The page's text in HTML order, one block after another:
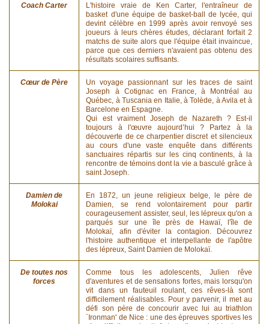
Coach Carter
L'histoire vraie de Ken Carter, l'entraîneur de
basket d'une équipe de basket-ball de lycée, qui
devint célèbre en 1999 après avoir renvoyé ses
joueurs à leurs chères études, déclarant forfait 2
matchs de suite alors que l'équipe était invaincue,
parce que ces derniers n'avaient pas obtenu des
résultats scolaires suffisants.
Cœur de Père
Un voyage passionnant sur les traces de saint
Joseph à Cotignac en France, à Montréal au
Québec, à Tuscania en Italie, à Tolède, à Avila et à
Barcelone en Espagne.
Qui est vraiment Joseph de Nazareth ? Est-il
toujours à l'œuvre aujourd’hui ? Partez à la
découverte de ce charpentier discret et silencieux
au cours d'une vaste enquête dans différents
sanctuaires répartis sur les cinq continents, à la
rencontre de témoins dont la vie a basculé grâce à
saint Joseph.
Damien de
Molokai
En 1872, un jeune religieux belge, le père de
Damien, se rend volontairement pour partir
courageusement assister, seul, les lépreux qu'on a
parqués sur une île près de Hawaï, l'île de
Molokaï, afin d'éviter la contagion. Découvrez
l'histoire authentique et interpellante de l'apôtre
des lépreux, Saint Damien de Molokaï.
De toutes nos
forces
Comme tous les adolescents, Julien rêve
d'aventures et de sensations fortes, mais lorsqu'on
vit dans un fauteuil roulant, ces rêves-là sont
difficilement réalisables. Pour y parvenir, il met au
défi son père de concourir avec lui au triathlon
`Ironman' de Nice : une des épreuves sportives les